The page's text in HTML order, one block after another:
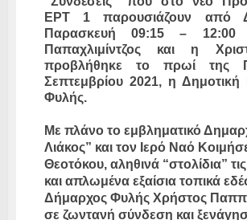
ΕΡΤ 1 παρουσιάζουν από
Παρασκευή 09:15 –
Παπαχλιμίντζος και η
προβλήθηκε το πρωί της
Σεπτεμβρίου 2021, η Δημοτική
Φυλής.
Με πλάνο το εμβληματικό
Λιάκος” και τον Ιερό Ναό
Θεοτόκου, αληθινά “στολίδια”
και απλωμένα εξαίσια τοπικά
Δήμαρχος Φυλής Χρήστος
σε ζωντανή σύνδεση και